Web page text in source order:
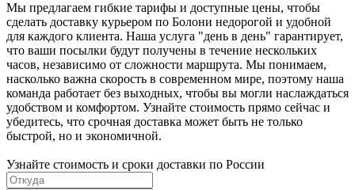
Мы предлагаем гибкие тарифы и доступные цены, чтобы
сделать доставку курьером по Болони недорогой и удобной
для каждого клиента. Наша услуга "день в день" гарантирует,
что ваши посылки будут получены в течение нескольких
часов, независимо от сложности маршрута. Мы понимаем,
насколько важна скорость в современном мире, поэтому наша
команда работает без выходных, чтобы вы могли наслаждаться
удобством и комфортом. Узнайте стоимость прямо сейчас и
убедитесь, что срочная доставка может быть не только
быстрой, но и экономичной.
Узнайте стоимость и сроки доставки по России